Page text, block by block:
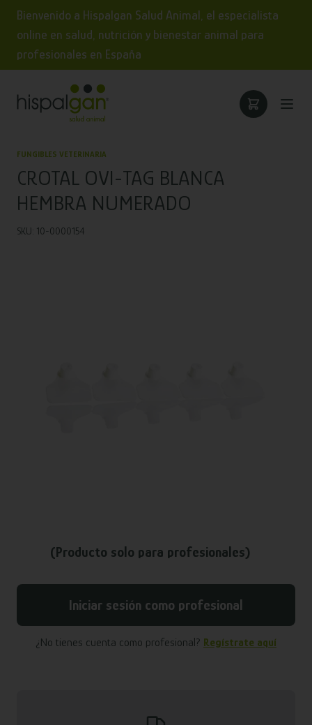
Bienvenido a Hispalgan Salud Animal, el especialista
online en salud, nutrición y bienestar animal para
profesionales en España
FUNGIBLES VETERINARIA
CROTAL OVI-TAG BLANCA
HEMBRA NUMERADO
SKU: 10-0000154
(Producto solo para profesionales)
Iniciar sesión como profesional
¿No tienes cuenta como profesional? Regístrate aquí